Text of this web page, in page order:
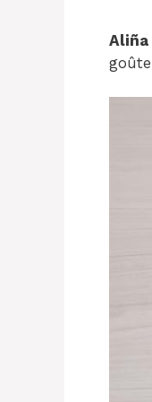
Aliña